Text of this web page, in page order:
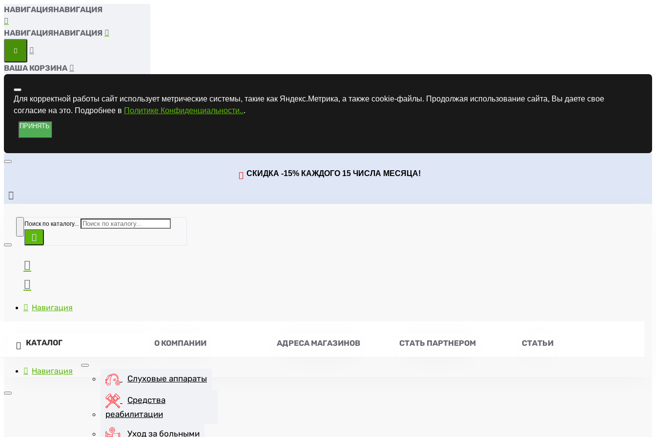
НАВИГАЦИЯ
НАВИГАЦИЯ
ВАША КОРЗИНА
Для корректной работы сайт использует метрические системы, такие как Яндекс.Метрика, а также cookie-файлы. Продолжая использование сайта, Вы даете свое
согласие на это. Подробнее в Политике Конфиденциальности...
ПРИНЯТЬ
СКИДКА -15% КАЖДОГО 15 ЧИСЛА МЕСЯЦА!
Поиск по каталогу...
Навигация
КАТАЛОГ
Слуховые аппараты
Средства
реабилитации
Уход за больными
О КОМПАНИИ АДРЕСА МАГАЗИНОВ СТАТЬ ПАРТНЕРОМ СТАТЬИ
Навигация